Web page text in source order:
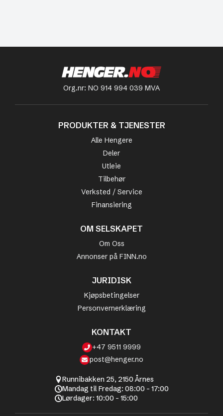
Org.nr: NO 914 994 039 MVA
PRODUKTER & TJENESTER
Alle Hengere
Deler
Utleie
Tilbehør
Verksted / Service
Finansiering
OM SELSKAPET
Om Oss
Annonser på FINN.no
JURIDISK
Kjøpsbetingelser
Personvernerklæring
KONTAKT
+47 9511 9999
post@henger.no
Runnibakken 25, 2150 Årnes
Mandag til Fredag: 08:00 - 17:00
Lørdager: 10:00 - 15:00